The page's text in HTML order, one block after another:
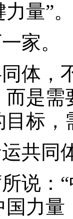
量”。
家。
体，
是
目标
共同
说：
力